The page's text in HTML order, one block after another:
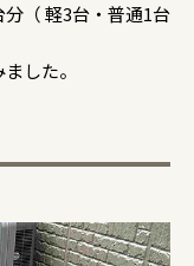
（ 軽3台・普通1台
した。